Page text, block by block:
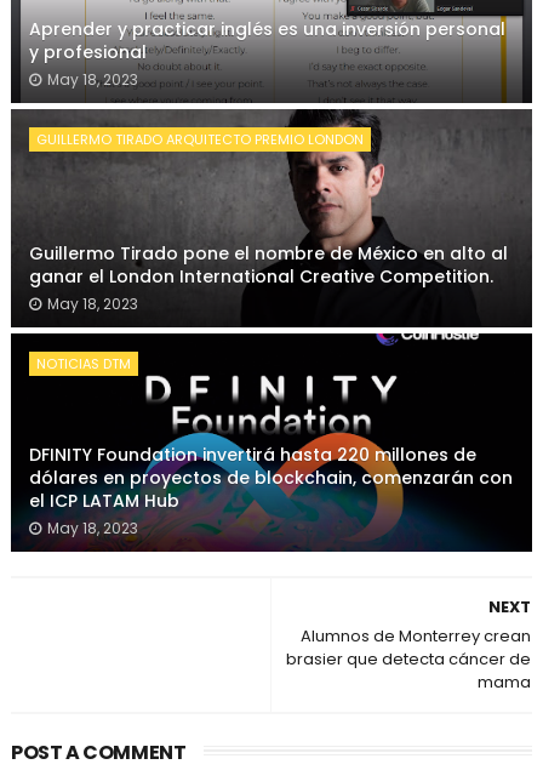
Aprender y practicar inglés es una inversión personal
y profesional
May 18, 2023
GUILLERMO TIRADO ARQUITECTO PREMIO LONDON
Guillermo Tirado pone el nombre de México en alto al
ganar el London International Creative Competition.
May 18, 2023
NOTICIAS DTM
DFINITY Foundation invertirá hasta 220 millones de
dólares en proyectos de blockchain, comenzarán con
el ICP LATAM Hub
May 18, 2023
NEXT
Alumnos de Monterrey crean
brasier que detecta cáncer de
mama
POST A COMMENT